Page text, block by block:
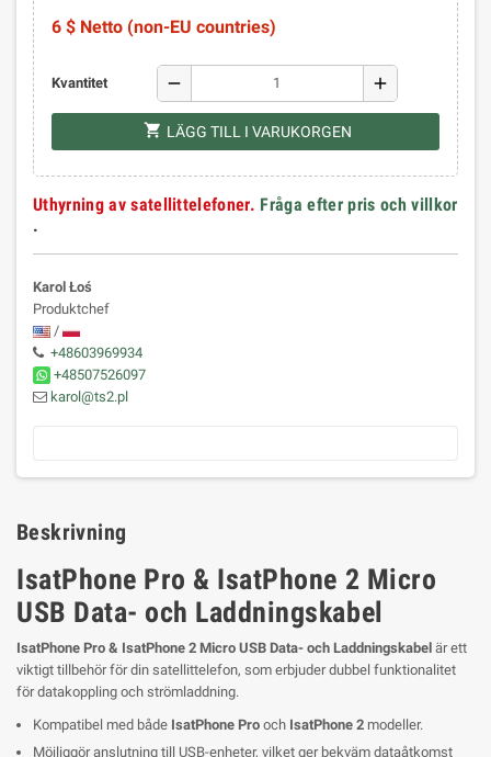
6 $ Netto (non-EU countries)
Kvantitet remove add
shopping_cart LÄGG TILL I VARUKORGEN
Uthyrning av satellittelefoner. Fråga efter pris och villkor
.
Karol Łoś
Produktchef
/
+48603969934
+48507526097
karol@ts2.pl
Beskrivning
IsatPhone Pro & IsatPhone 2 Micro
USB Data- och Laddningskabel
IsatPhone Pro & IsatPhone 2 Micro USB Data- och Laddningskabel är ett
viktigt tillbehör för din satellittelefon, som erbjuder dubbel funktionalitet
för datakoppling och strömladdning.
Kompatibel med både IsatPhone Pro och IsatPhone 2 modeller.
Möjliggör anslutning till USB-enheter, vilket ger bekväm dataåtkomst